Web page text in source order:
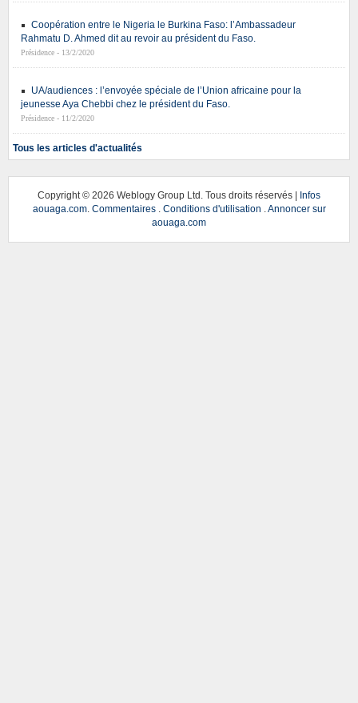
Coopération entre le Nigeria le Burkina Faso: l’Ambassadeur
Rahmatu D. Ahmed dit au revoir au président du Faso.
Présidence - 13/2/2020
UA/audiences : l’envoyée spéciale de l’Union africaine pour la
jeunesse Aya Chebbi chez le président du Faso.
Présidence - 11/2/2020
Tous les articles d'actualités
Copyright © 2026 Weblogy Group Ltd. Tous droits réservés | Infos
aouaga.com. Commentaires. Conditions d'utilisation
Annoncer sur
aouaga.com